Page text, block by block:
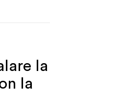
la
la